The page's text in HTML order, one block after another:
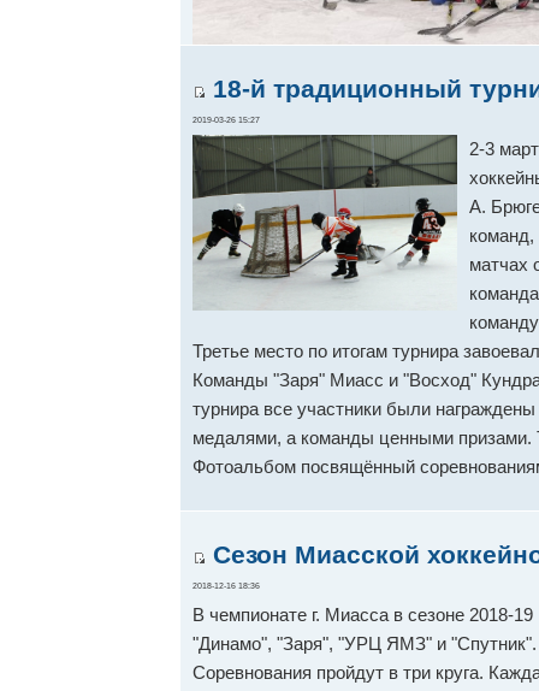
18-й традиционный
2019-03-26 15:27
2-3
А.
команд,
матчах
Третье место по итогам турнира
Команды "Заря" Миасс и "Восход"
турнира все участники были
медалями, а команды ценными призами.
Фотоальбом посвящённый
Сезон Миасской
2018-12-16 18:36
В чемпионате г. Миасса в сезоне 2018-
"Динамо", "Заря", "УРЦ ЯМЗ" и "Спутник".
Соревнования пройдут в три круга.